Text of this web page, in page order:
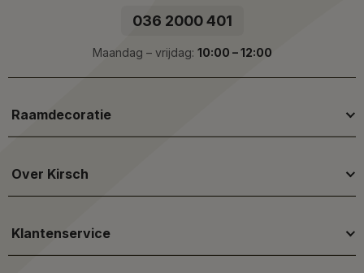
036 2000 401
Maandag – vrijdag: 10:00 – 12:00
Raamdecoratie
Over Kirsch
Klantenservice